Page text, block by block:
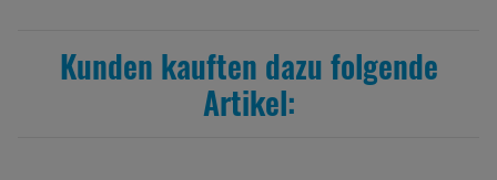
Kunden kauften dazu folgende
Artikel: